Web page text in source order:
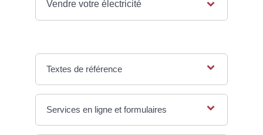
Vendre votre électricité
Textes de référence
Services en ligne et formulaires